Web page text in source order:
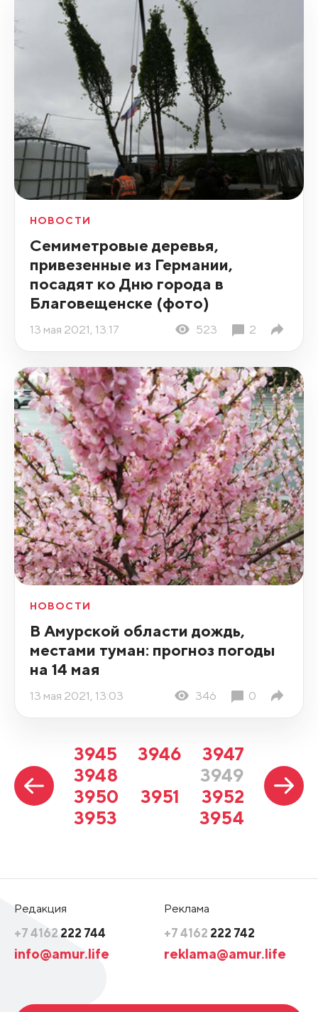
НОВОСТИ
Семиметровые деревья,
привезенные из Германии,
посадят ко Дню города в
Благовещенске (фото)
13 мая 2021, 13:17 523 2
НОВОСТИ
В Амурской области дождь,
местами туман: прогноз погоды
на 14 мая
13 мая 2021, 13:03 346 0
3945 3946
3947
3948
3949
3950
3951
3952
3953
3954
Редакция
+7 4162 222 744
info@amur.life
Реклама
+7 4162 222 742
reklama@amur.life